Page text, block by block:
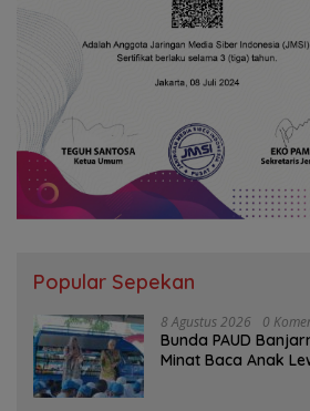
Popular Sepekan
8 Agustus 2026 0
Bunda PAUD
Minat Baca Anak